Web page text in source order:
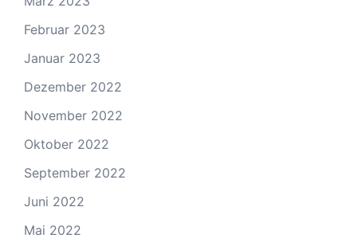
Februar 2023
Januar 2023
Dezember 2022
November 2022
Oktober 2022
September 2022
Juni 2022
Mai 2022